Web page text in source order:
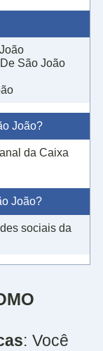
São João
João?
da Caixa
João?
sociais da
: Você